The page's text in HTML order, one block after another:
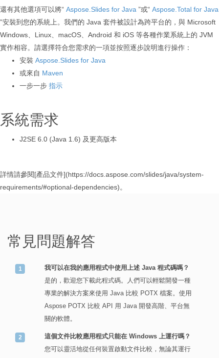
還有其他選項可以將“ Aspose.Slides for Java ”或“ Aspose.Total for Java
”安裝到您的系統上。我們的 Java 套件被設計為跨平台的，與 Microsoft
Windows、Linux、macOS、Android 和 iOS 等各種作業系統上的 JVM
實作相容。請選擇符合您需求的一項並按照逐步說明進行操作：
安裝 Aspose.Slides for Java
或來自 Maven
一步一步 指示
系統需求
J2SE 6.0 (Java 1.6) 及更高版本
詳情請參閱[產品文件](https://docs.aspose.com/slides/java/system-
requirements/#optional-dependencies)。
常見問題解答
我可以在我的應用程式中使用上述 Java 程式碼嗎？
是的，歡迎您下載此程式碼。人們可以輕鬆開發一種
專業的解決方案來使用 Java 比較 POTX 檔案。使用
Aspose POTX 比較 API 用 Java 開發高階、平台無
關的軟體。
這個文件比較應用程式只能在 Windows 上運行嗎？
您可以靈活地從任何裝置啟動文件比較，無論其運行